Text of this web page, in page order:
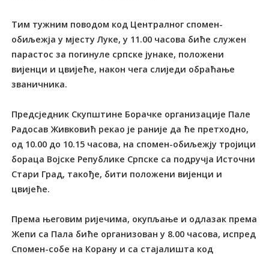
Тим тужним поводом код Централног спомен-
обиљежја у мјесту Луке, у 11.00 часова биће служен
парастос за погинуле српске јунаке, положени
вијенци и цвијеће, након чега слиједи обраћање
званичника.
Предсједник Скупштине Борачке организације Пале
Радосав Живковић рекао је раније да ће претходно,
од 10.00 до 10.15 часова, на спомен-обиљежју тројици
бораца Војске Републике Српске са подручја Источни
Стари Град, такође, бити положени вијенци и
цвијеће.
Према његовим ријечима, окупљање и одлазак према
Жепи са Пала биће организован у 8.00 часова, испред
Спомен-собе на Корану и са стајалишта код